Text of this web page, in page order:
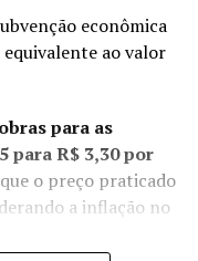
econômica
ao valor
para as
para R$ 3,30 por
o preço praticado
a inflação no